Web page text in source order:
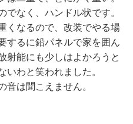
なく、ハンドル状です。
くなるので、改装でやる場
するに鉛パネルで家を囲ん
射能にも少しはよかろうと
わと笑われました。
は聞こえません。